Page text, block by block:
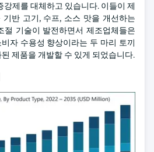
강제를 대체하고 있습니다. 이들이 제
반 고기, 수프, 소스 맛을 개선하는
절 기술이 발전하면서 제조업체들은
자 수용성 향상이라는 두 마리 토끼
제품을 개발할 수 있게 되었습니다.